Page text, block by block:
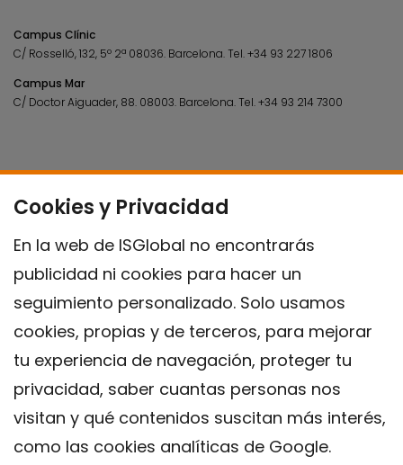
Cookies y Privacidad
En la web de ISGlobal no encontrarás
publicidad ni cookies para hacer un
seguimiento personalizado. Solo usamos
cookies, propias y de terceros, para mejorar
tu experiencia de navegación, proteger tu
privacidad, saber cuantas personas nos
visitan y qué contenidos suscitan más interés,
como las cookies analíticas de Google.
Campus Clínic
C/ Rosselló, 132, 5º 2ª 08036. Barcelona.Tel.+34 93 227 1806
Campus Mar
C/ Doctor Aiguader, 88. 08003. Barcelona.Tel.+34 93 214 7300